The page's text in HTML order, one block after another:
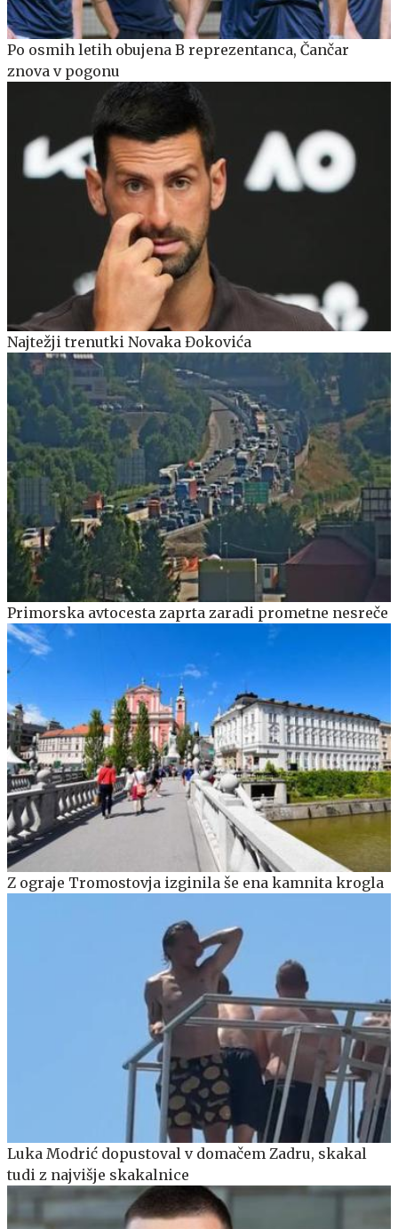
Po osmih letih obujena B reprezentanca, Čančar
znova v pogonu
Najtežji trenutki Novaka Đokovića
Primorska avtocesta zaprta zaradi prometne nesreče
Z ograje Tromostovja izginila še ena kamnita krogla
Luka Modrić dopustoval v domačem Zadru, skakal
tudi z najvišje skakalnice